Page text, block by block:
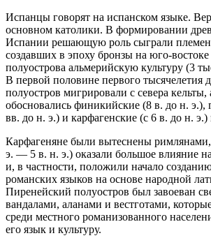
Испанцы говорят на испанском языке.
основном католики. В формировании
Испании решающую роль сыграли
создавших в эпоху бронзы на юго-
полуострова альмерийскую культуру (3
В первой половине первого тысячелетия
полуостров мигрировали с севера кельты,
обосновались финикийские (8 в. до н. э.),
вв. до н. э.) и карфагенские (с 6 в. до н.
Карфагеняне были вытеснены
э. — 5 в. н. э.) оказали большое влияние
и, в частности, положили начало
романских языков на основе народной
Пиренейский полуостров был завоеван
вандалами, аланами и вестготами,
среди местного романизованного
его язык и культуру.